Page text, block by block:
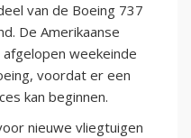
van de Boeing 737
De Amerikaanse
weekeinde
voordat er een
kan beginnen.
nieuwe vliegtuigen